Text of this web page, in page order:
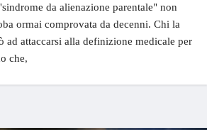
da alienazione parentale" non
ormai comprovata da decenni. Chi la
ad attaccarsi alla definizione medicale per
che,